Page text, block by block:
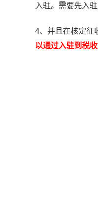
入驻。需要先入
4、并且在核定征
以通过入驻到税